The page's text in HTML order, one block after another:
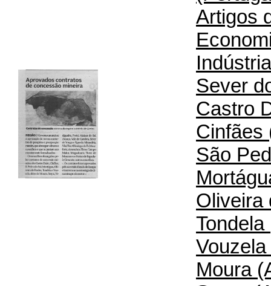
Artigos
Sever
Castro
Cinfães
São
Oliveira
Moura